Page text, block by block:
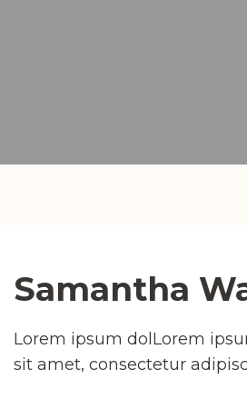
Samantha
Lorem ipsum dolLorem
sit amet, consectetur